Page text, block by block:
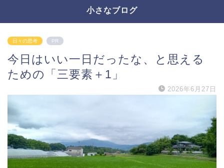
小さなブログ
日々の思考 PR
今日はいい一日だったな、と思える
ための「三要素＋1」
2026年6月27日